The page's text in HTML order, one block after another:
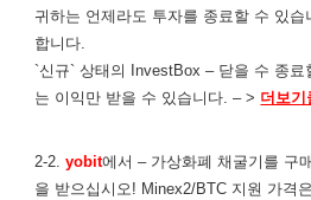
귀하는 언제라도 투자를 종료할 수 있습
합니다.
`신규` 상태의 InvestBox – 닫을 수 종
는 이익만 받을 수 있습니다. – > 더보기
2-2.yobit에서 – 가상화폐 채굴기를 구
을 받으십시오! Minex2/BTC 지원 가격